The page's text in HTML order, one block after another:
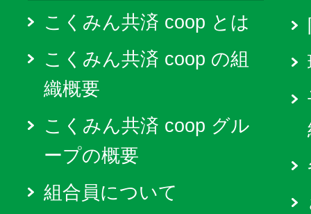
こくみん共済 coop とは
こくみん共済 coop の組
織概要
こくみん共済 coop グル
ープの概要
組合員について